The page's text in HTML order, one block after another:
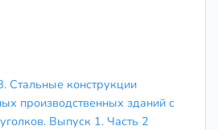
Стальные конструкции
производственных зданий с
Выпуск 1. Часть 2